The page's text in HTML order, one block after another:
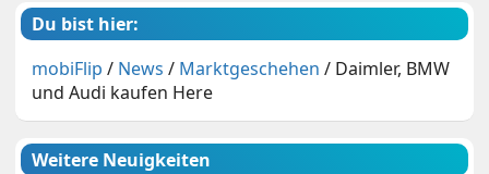
Du bist hier:
mobiFlip / News / Marktgeschehen / Daimler, BMW
und Audi kaufen Here
Weitere Neuigkeiten